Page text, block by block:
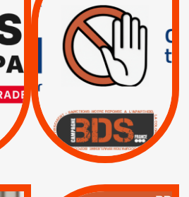
INTERNATIONAL ?
TRUMP, MACRON :
MÊME COMBAT
| Actus |
| Boycott militaire |
Lettres d'interpellation